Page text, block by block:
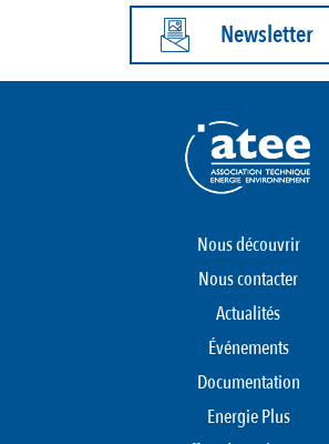
Newsletter
Nous découvrir
Nous contacter
Actualités
Événements
Documentation
Energie Plus